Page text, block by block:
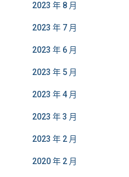
2023 年 8 月
2023 年 7 月
2023 年 6 月
2023 年 5 月
2023 年 4 月
2023 年 3 月
2023 年 2 月
2020 年 2 月